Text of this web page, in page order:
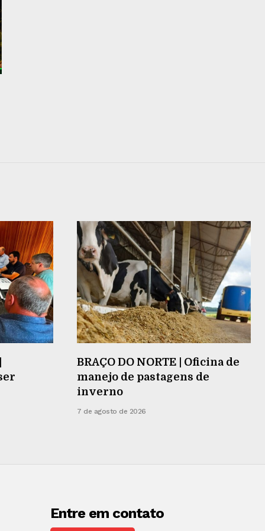
BRAÇO DO NORTE | Oficina de
manejo de pastagens de
inverno
7 de agosto de 2026
Entre em contato